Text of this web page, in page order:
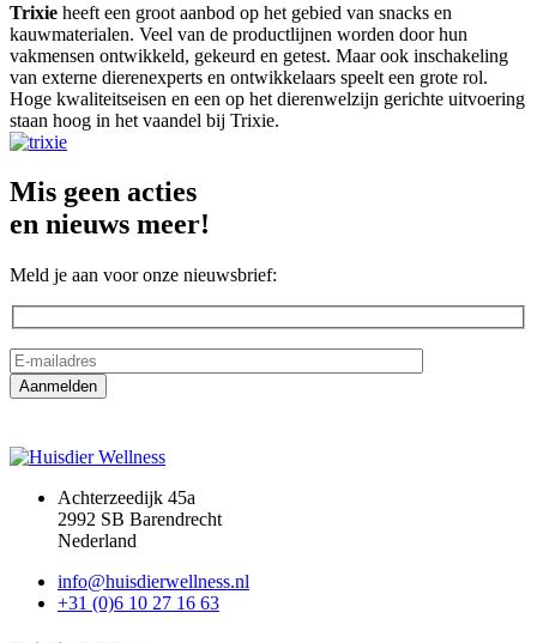
Trixie heeft een groot aanbod op het gebied van snacks en
kauwmaterialen. Veel van de productlijnen worden door hun
vakmensen ontwikkeld, gekeurd en getest. Maar ook inschakeling
van externe dierenexperts en ontwikkelaars speelt een grote rol.
Hoge kwaliteitseisen en een op het dierenwelzijn gerichte uitvoering
staan hoog in het vaandel bij Trixie.
Mis geen acties
en nieuws meer!
Meld je aan voor onze nieuwsbrief:
Achterzeedijk 45a
2992 SB Barendrecht
Nederland
info@huisdierwellness.nl
+31 (0)6 10 27 16 63